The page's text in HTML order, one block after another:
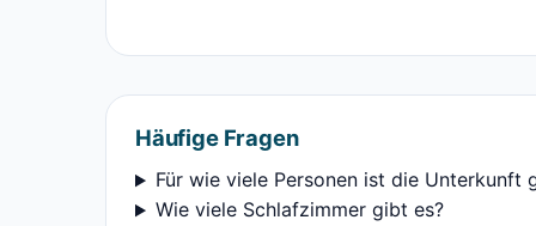
Häufige Fragen
Für wie viele Personen ist die Unterkunft
Wie viele Schlafzimmer gibt es?